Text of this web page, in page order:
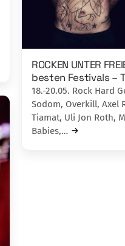
ROCKEN UNTER
besten Festivals –
18.-20.05. Rock Hard
Sodom, Overkill, Axel
Tiamat, Uli Jon Roth,
Babies,…